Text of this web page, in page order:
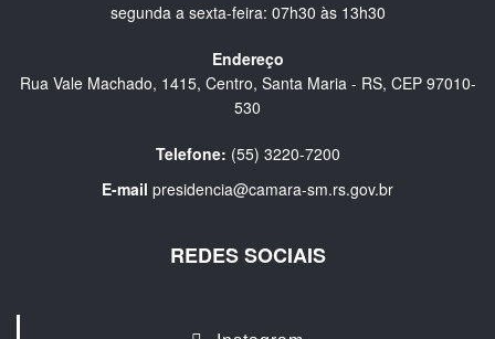
segunda a sexta-feira: 07h30 às 13h30
Endereço
Rua Vale Machado, 1415, Centro, Santa Maria - RS, CEP 97010-
530
Telefone: (55) 3220-7200
E-mail presidencia@camara-sm.rs.gov.br
REDES SOCIAIS